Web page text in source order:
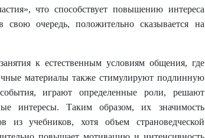
что способствует повышению интереса
очередь, положительно сказывается на
к естественным условиям общения, где
материалы также стимулируют подлинную
играют определенные роли, решают
интересы. Таким образом, их значимость
учебников, хотя объем страноведческой